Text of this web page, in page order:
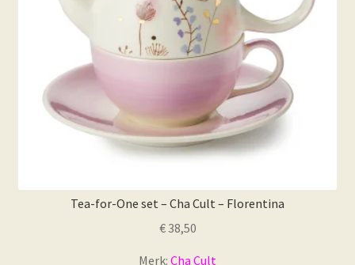
Tea-for-One set – Cha Cult – Florentina
€38,50
Merk: Cha Cult